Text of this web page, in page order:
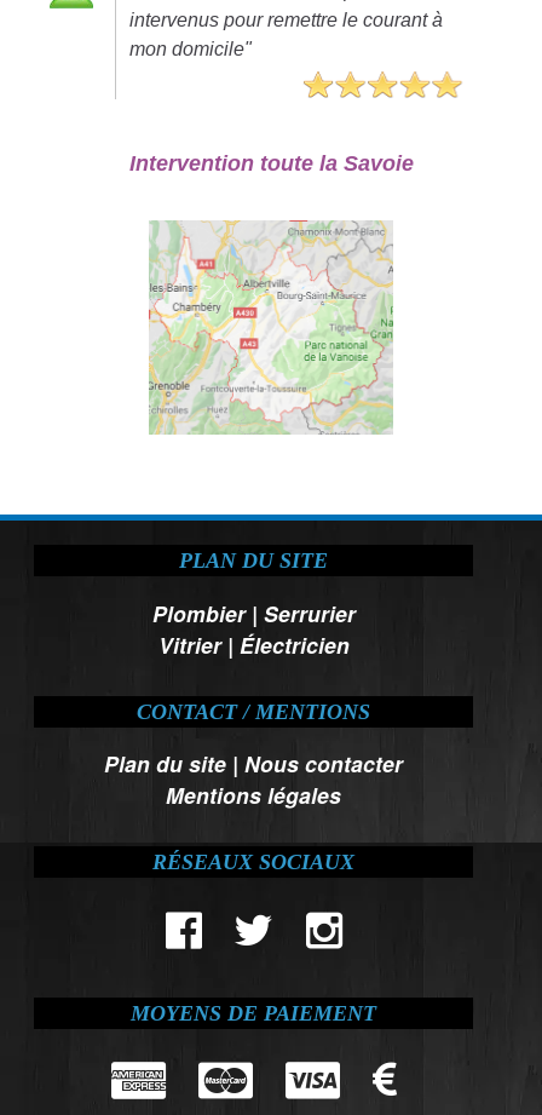
intervenus pour remettre le courant à
mon domicile"
Intervention toute la Savoie
PLAN DU SITE
Plombier| Serrurier
Vitrier| Électricien
CONTACT / MENTIONS
Plan du site |Nous contacter
Mentions légales
RÉSEAUX SOCIAUX
MOYENS DE PAIEMENT